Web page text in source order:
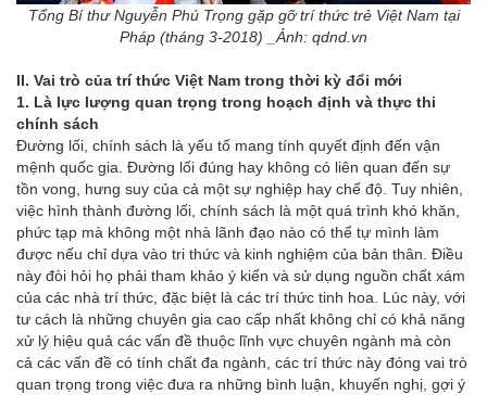
Tổng Bí thư Nguyễn Phú Trọng gặp gỡ trí thức trẻ Việt Nam tại
Pháp (tháng 3-2018) _Ảnh: qdnd.vn
II. Vai trò của trí thức Việt Nam trong thời kỳ đổi mới
1. Là lực lượng quan trọng trong hoạch định và thực thi
chính sách
Đường lối, chính sách là yếu tố mang tính quyết định đến vận
mệnh quốc gia. Đường lối đúng hay không có liên quan đến sự
tồn vong, hưng suy của cả một sự nghiệp hay chế độ. Tuy nhiên,
việc hình thành đường lối, chính sách là một quá trình khó khăn,
phức tạp mà không một nhà lãnh đạo nào có thể tự mình làm
được nếu chỉ dựa vào tri thức và kinh nghiệm của bản thân. Điều
này đòi hỏi họ phải tham khảo ý kiến và sử dụng nguồn chất xám
của các nhà trí thức, đặc biệt là các trí thức tinh hoa. Lúc này, với
tư cách là những chuyên gia cao cấp nhất không chỉ có khả năng
xử lý hiệu quả các vấn đề thuộc lĩnh vực chuyên ngành mà còn
cả các vấn đề có tính chất đa ngành, các trí thức này đóng vai trò
quan trọng trong việc đưa ra những bình luận, khuyến nghị, gợi ý